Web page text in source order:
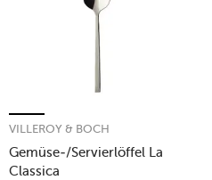
Gemüse-/Servierlöffel La
Classica
VILLEROY & BOCH